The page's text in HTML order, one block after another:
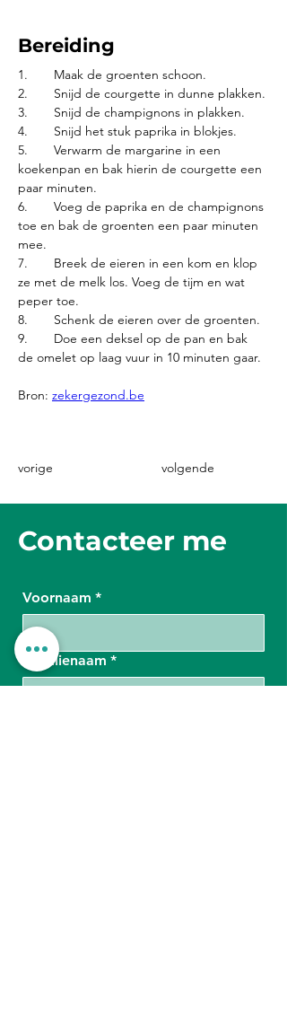
Bereiding
1.	Maak de groenten schoon.
2.	Snijd de courgette in dunne plakken.
3.	Snijd de champignons in plakken.
4.	Snijd het stuk paprika in blokjes.
5.	Verwarm de margarine in een
koekenpan en bak hierin de courgette een
paar minuten.
6.	Voeg de paprika en de champignons
toe en bak de groenten een paar minuten
mee.
7.	Breek de eieren in een kom en klop
ze met de melk los. Voeg de tijm en wat
peper toe.
8.	Schenk de eieren over de groenten.
9.	Doe een deksel op de pan en bak
de omelet op laag vuur in 10 minuten gaar.
Bron: zekergezond.be
vorige volgende
Contacteer me
Voornaam *
Familienaam *